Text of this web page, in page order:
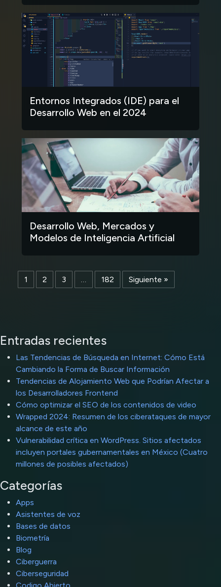
Entornos Integrados (IDE) para el
Desarrollo Web en el 2024
Desarrollo Web, Mercados y
Modelos de Inteligencia Artificial
1 2 3 182 Siguiente »
Entradas recientes
Las Tendencias de Búsqueda en Internet: Cómo Está
Cambiando la Forma de Buscar Información
Tendencias de Alojamiento Web que Podrían Afectar a
los Desarrolladores Frontend
Cómo optimizar el SEO de los contenidos de video
Wrapped 2024: Resumen de los ciberataques de mayor
alcance de este año
Vulnerabilidad crítica en WordPress. Sitios afectados
incluyen portales gubernamentales en México (Cuatro
millones de posibles afectados)
Categorías
Apps
Asistentes de voz
Bases de datos
Biometría
Blog
Ciberguerra
Ciberseguridad
Codigo Abierto